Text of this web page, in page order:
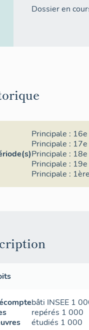
Dossier en
Principale :
Principale :
Principale :
Principale :
Principale :
bâti INSEE 1
repérés 1 000
étudiés 1 000